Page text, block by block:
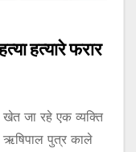
हत्यारे फरार
जा रहे एक व्यक्ति
ऋषिपाल पुत्र काले